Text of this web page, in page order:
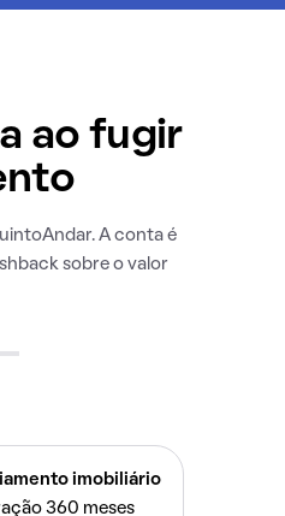
ao fugir
A conta é
sobre o valor
imobiliário
360 meses